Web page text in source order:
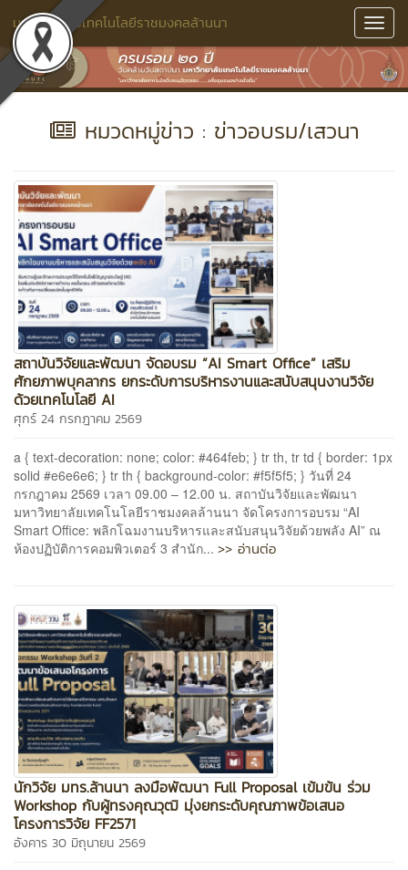
มหาวิทยาลัยเทคโนโลยีราชมงคลล้านนา
หมวดหมู่ข่าว : ข่าวอบรม/เสวนา
สถาบันวิจัยและพัฒนา จัดอบรม “AI Smart Office” เสริม
ศักยภาพบุคลากร ยกระดับการบริหารงานและสนับสนุนงานวิจัย
ด้วยเทคโนโลยี AI
ศุกร์ 24 กรกฎาคม 2569
a { text-decoration: none; color: #464feb; } tr th, tr td { border: 1px
solid #e6e6e6; } tr th { background-color: #f5f5f5; } วันที่ 24
กรกฎาคม 2569 เวลา 09.00 – 12.00 น. สถาบันวิจัยและพัฒนา
มหาวิทยาลัยเทคโนโลยีราชมงคลล้านนา จัดโครงการอบรม “AI
Smart Office: พลิกโฉมงานบริหารและสนับสนุนวิจัยด้วยพลัง AI” ณ
ห้องปฏิบัติการคอมพิวเตอร์ 3 สำนัก... >> อ่านต่อ
นักวิจัย มทร.ล้านนา ลงมือพัฒนา Full Proposal เข้มข้น ร่วม
Workshop กับผู้ทรงคุณวุฒิ มุ่งยกระดับคุณภาพข้อเสนอ
โครงการวิจัย FF2571
อังคาร 30 มิถุนายน 2569